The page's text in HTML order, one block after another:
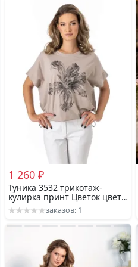
1 260 ₽
Туника 3532 трикотаж-
кулирка принт Цветок цвет
капучинозаказов: 1